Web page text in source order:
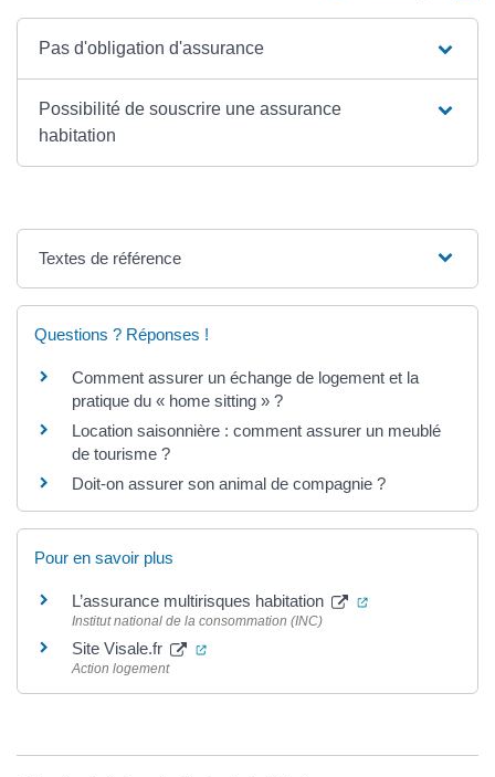
Pas d'obligation d'assurance
Possibilité de souscrire une assurance
habitation
Textes de référence
Questions ? Réponses !
Comment assurer un échange de logement et la
pratique du « home sitting » ?
Location saisonnière : comment assurer un meublé
de tourisme ?
Doit-on assurer son animal de compagnie ?
Pour en savoir plus
L’assurance multirisques habitation (ouverture dans
Institut national de la consommation (INC)
Site Visale.fr (ouverture dans un nouvel onglet)
Action logement